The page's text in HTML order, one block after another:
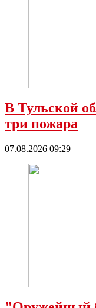
В Тульской
три пожара
07.08.2026 09:29